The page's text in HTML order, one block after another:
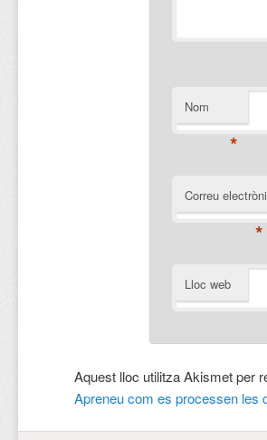
Nom
*
Correu
*
Lloc web
Aquest lloc utilitza Akismet per
Apreneu com es processen les